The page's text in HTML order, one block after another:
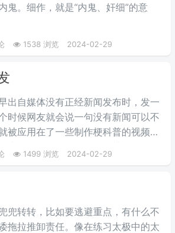
鬼。细作，就是“内鬼、奸细”的意
1538 浏览 2024-02-29
出自媒体没有正‌‌‌‌‌‌‌‌经新闻发布时，发一
时候网友就会说一句没有新闻可以不
被应用在了一些制作梗科普的视频博
也不算是批评，更多的是带有玩梗的
嘲讽发言，指各类梗科普相关的作者
事，不被认可时，网友们就会评论一
1499 浏览 2024-02-29
兜转转，比如要逃避重点，有什么不
拖拉推卸责任。像在练习太极中的太